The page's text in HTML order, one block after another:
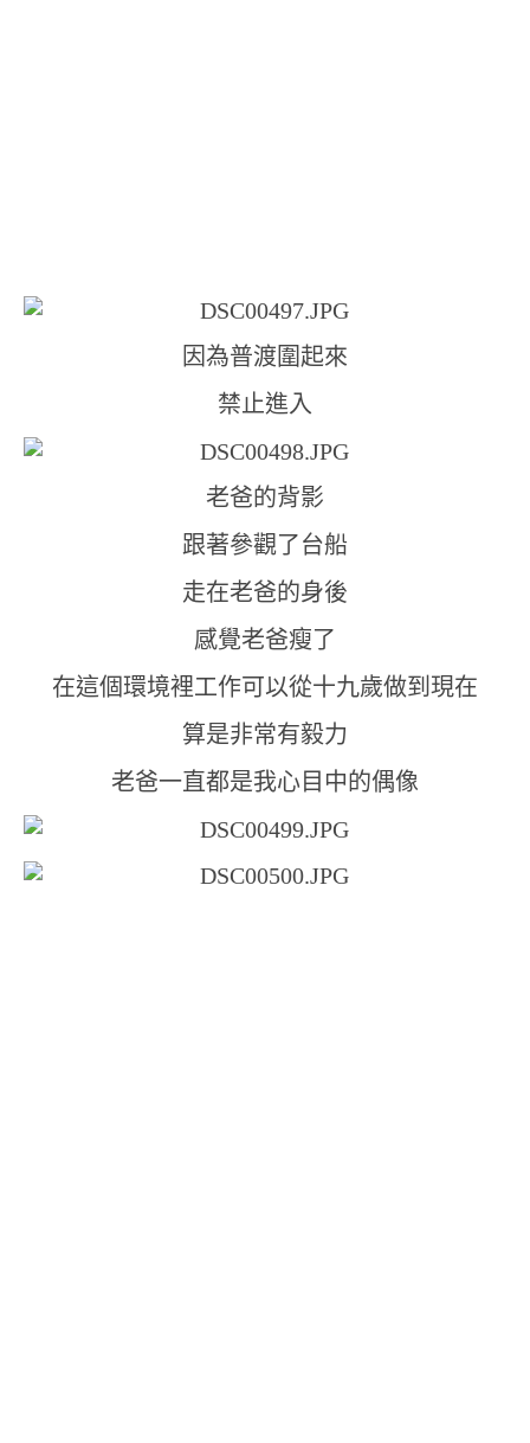
因為普渡圍起來
禁止進入
老爸的背影
跟著參觀了台船
走在老爸的身後
感覺老爸瘦了
在這個環境裡工作可以從十九歲做到現在
算是非常有毅力
老爸一直都是我心目中的偶像